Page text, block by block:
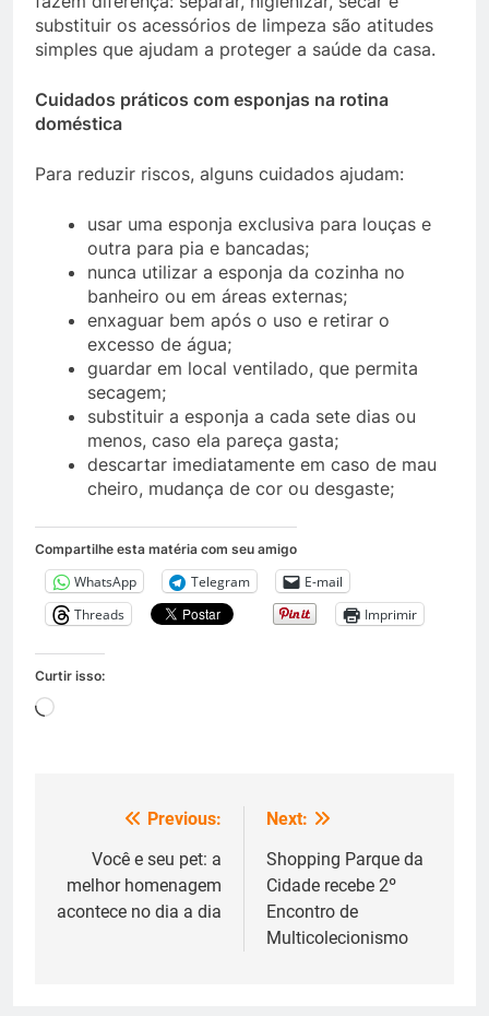
substituir os acessórios de limpeza são atitudes
simples que ajudam a proteger a saúde da casa.
Cuidados práticos com esponjas na rotina
doméstica
Para reduzir riscos, alguns cuidados ajudam:
usar uma esponja exclusiva para louças e
outra para pia e bancadas;
nunca utilizar a esponja da cozinha no
banheiro ou em áreas externas;
enxaguar bem após o uso e retirar o
excesso de água;
guardar em local ventilado, que permita
secagem;
substituir a esponja a cada sete dias ou
menos, caso ela pareça gasta;
descartar imediatamente em caso de mau
cheiro, mudança de cor ou desgaste;
Compartilhe esta matéria com seu amigo
WhatsApp Telegram
E-mail
Threads
Imprimir
Curtir isso:
Carregando...
Navegação
Post
Previous:
Você e seu pet: a
melhor homenagem
acontece no dia a dia
Next:
Shopping Parque da
Cidade recebe 2º
Encontro de
Multicolecionismo